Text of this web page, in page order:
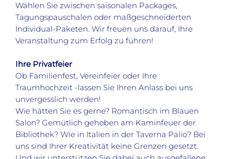
Wählen Sie zwischen saisonalen Packages,
Tagungspauschalen oder maßgeschneiderten
Individual-Paketen. Wir freuen uns darauf, Ihre
Veranstaltung zum Erfolg zu führen!
Ihre Privatfeier
Ob Familienfest, Vereinfeier oder Ihre
Traumhochzeit -lassen Sie Ihren Anlass bei uns
unvergesslich werden!
Wie hätten Sie es gerne? Romantisch im Blauen
Salon? Gemütlich gehoben am Kaminfeuer der
Bibliothek? Wie in Italien in der Taverna Palio? Bei
uns sind Ihrer Kreativität keine Grenzen gesetzt.